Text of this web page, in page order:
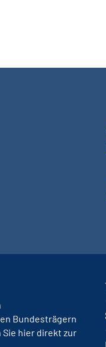
Bundesträgern
Sie hier direkt zur